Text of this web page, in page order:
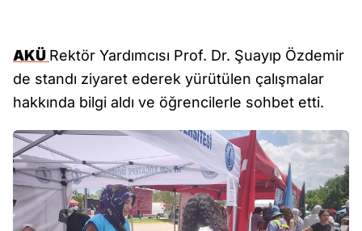
AKÜ Rektör Yardımcısı Prof. Dr. Şuayıp Özdemir
de standı ziyaret ederek yürütülen çalışmalar
hakkında bilgi aldı ve öğrencilerle sohbet etti.